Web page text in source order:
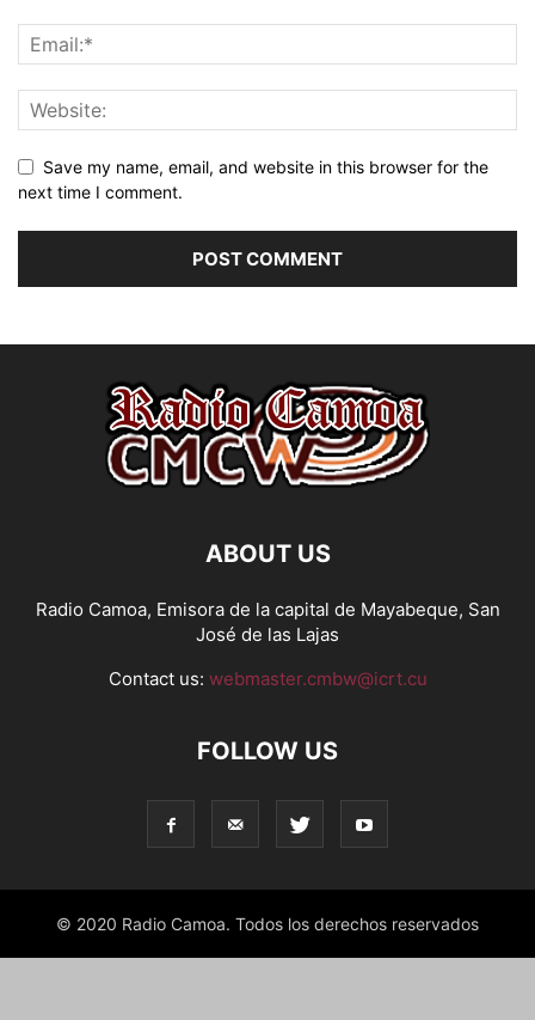
Save my name, email, and website in this browser for the
next time I comment.
ABOUT US
Radio Camoa, Emisora de la capital de Mayabeque, San
José de las Lajas
Contact us: webmaster.cmbw@icrt.cu
FOLLOW US
© 2020 Radio Camoa. Todos los derechos reservados